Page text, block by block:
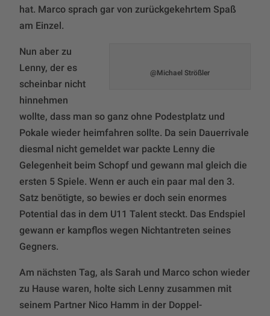
hat. Marco sprach gar von zurückgekehrtem Spaß
am Einzel.
@Michael Strößler
Nun aber zu
Lenny, der es
scheinbar nicht
hinnehmen
wollte, dass man so ganz ohne Podestplatz und
Pokale wieder heimfahren sollte. Da sein Dauerrivale
diesmal nicht gemeldet war packte Lenny die
Gelegenheit beim Schopf und gewann mal gleich die
ersten 5 Spiele. Wenn er auch ein paar mal den 3.
Satz benötigte, so bewies er doch sein enormes
Potential das in dem U11 Talent steckt. Das Endspiel
gewann er kampflos wegen Nichtantreten seines
Gegners.
Am nächsten Tag, als Sarah und Marco schon wieder
zu Hause waren, holte sich Lenny zusammen mit
seinem Partner Nico Hamm in der Doppel-